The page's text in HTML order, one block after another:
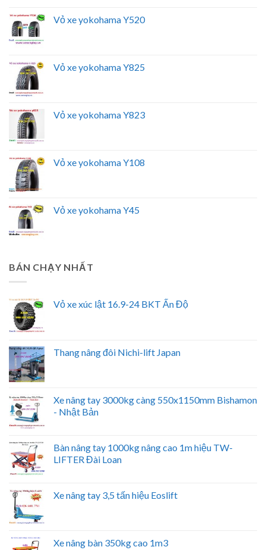
Vỏ xe yokohama Y520
Vỏ xe yokohama Y825
Vỏ xe yokohama Y823
Vỏ xe yokohama Y108
Vỏ xe yokohama Y45
BÁN CHẠY NHẤT
Vỏ xe xúc lật 16.9-24 BKT Ấn Độ
Thang nâng đôi Nichi-lift Japan
Xe nâng tay 3000kg càng 550x1150mm Bishamon
- Nhật Bản
Bàn nâng tay 1000kg nâng cao 1m hiệu TW-
LIFTER Đài Loan
Xe nâng tay 3,5 tấn hiệu Eoslift
Xe nâng bàn 350kg cao 1m3